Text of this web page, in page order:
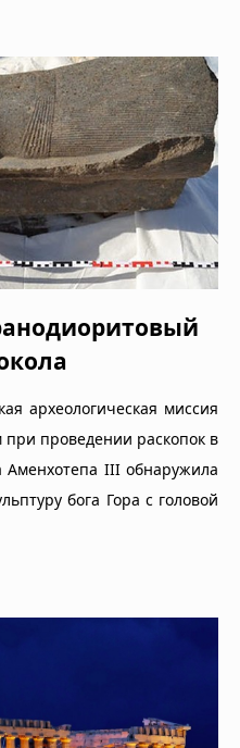
археологическая миссия
при проведении раскопок в
III обнаружила
бога Гора с головой